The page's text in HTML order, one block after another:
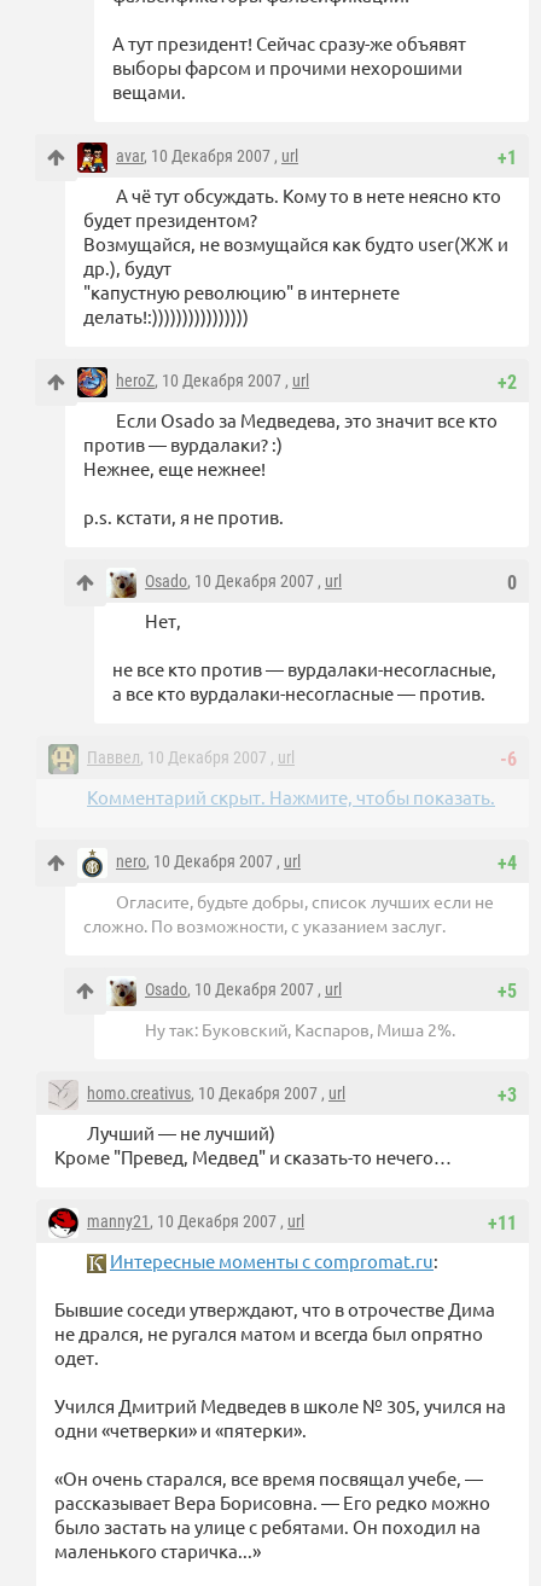
А тут президент! Сейчас сразу-же объявят
выборы фарсом и прочими нехорошими
вещами.
+1
avar, 10 Декабря 2007 , url
А чё тут обсуждать. Кому то в нете неясно кто
будет президентом?
Возмущайся, не возмущайся как будто user(ЖЖ и
др.), будут
"капустную революцию" в интернете
делать!:))))))))))))))))
+2
heroZ, 10 Декабря 2007 , url
Если Osado за Медведева, это значит все кто
против — вурдалаки? :)
Нежнее, еще нежнее!
p.s. кстати, я не против.
0
Osado, 10 Декабря 2007 , url
Нет,
не все кто против — вурдалаки-несогласные,
а все кто вурдалаки-несогласные — против.
-6
Паввел, 10 Декабря 2007 , url
Комментарий скрыт. Нажмите, чтобы показать.
+4
nero, 10 Декабря 2007 , url
Огласите, будьте добры, список лучших если не
сложно. По возможности, с указанием заслуг.
+5
Osado, 10 Декабря 2007 , url
Ну так: Буковский, Каспаров, Миша 2%.
+3
homo.creativus, 10 Декабря 2007 , url
Лучший — не лучший)
Кроме "Превед, Медвед" и сказать-то нечего…
+11
manny21, 10 Декабря 2007 , url
Интересные моменты с compromat.ru:
Бывшие соседи утверждают, что в отрочестве Дима
не дрался, не ругался матом и всегда был опрятно
одет.
Учился Дмитрий Медведев в школе № 305, учился на
одни «четверки» и «пятерки».
«Он очень старался, все время посвящал учебе, —
рассказывает Вера Борисовна. — Его редко можно
было застать на улице с ребятами. Он походил на
маленького старичка...»